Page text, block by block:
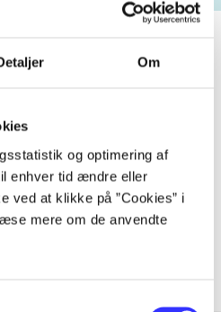
Om
og optimering af
enhver tid ændre eller
ved at klikke på ”Cookies” i
mere om de anvendte
sit amet ...